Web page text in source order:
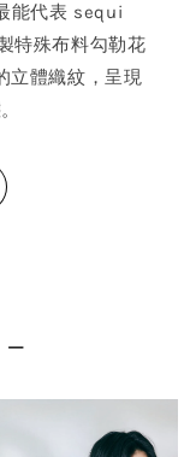
能代表 sequi
特殊布料勾勒花
立體織紋，呈現
—